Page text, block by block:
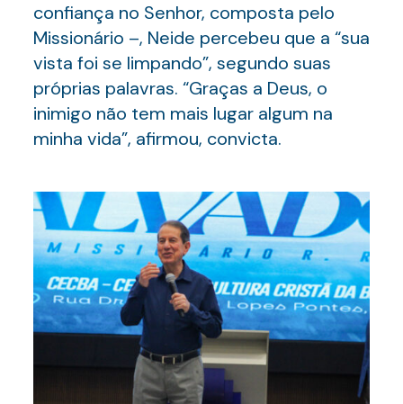
confiança no Senhor, composta pelo
Missionário –, Neide percebeu que a “sua
vista foi se limpando”, segundo suas
próprias palavras. “Graças a Deus, o
inimigo não tem mais lugar algum na
minha vida”, afirmou, convicta.